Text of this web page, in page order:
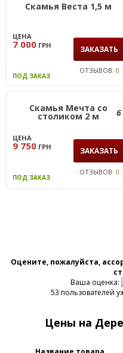
Скамья Веста 1,5 м
ЦЕНА
7 000 ГРН ЗАКАЗАТЬ
ПОД ЗАКАЗ
ОТЗЫВОВ: 0
6
Скамья Мечта со
столиком 2 м
ЦЕНА
9 750 ГРН ЗАКАЗАТЬ
ПОД ЗАКАЗ
ОТЗЫВОВ: 0
Оцените, пожалуйста,
Ваша оценка:
53 пользователей
Цены на